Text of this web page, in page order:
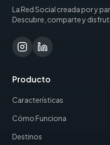
La Red Social creada por y
Descubre, comparte y
Producto
Características
Cómo Funciona
Destinos